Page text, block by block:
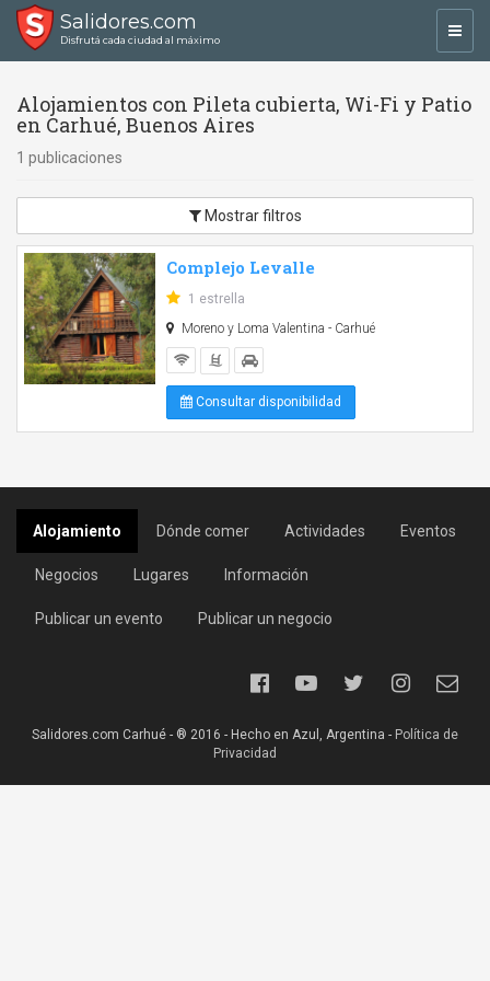
Salidores.com
Disfrutá cada ciudad al máximo
Alojamientos con Pileta cubierta, Wi-Fi y Patio
en Carhué, Buenos Aires
1 publicaciones
Mostrar filtros
Complejo Levalle
1 estrella
Moreno y Loma Valentina - Carhué
Consultar disponibilidad
Alojamiento Dónde comer Actividades Eventos
Negocios Lugares Información
Publicar un evento Publicar un negocio
Salidores.com Carhué - ® 2016 - Hecho en Azul, Argentina - Política de
Privacidad